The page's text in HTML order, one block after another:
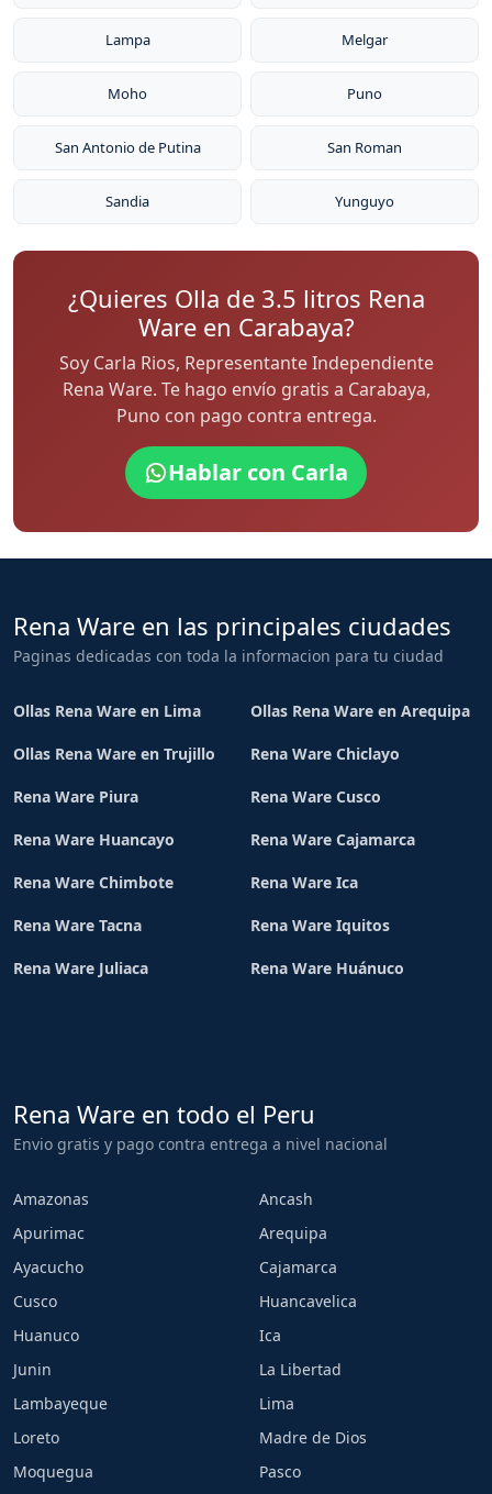
Lampa Melgar
Moho Puno
San Antonio de Putina San Roman
Sandia Yunguyo
¿Quieres Olla de 3.5 litros Rena
Ware en Carabaya?
Soy Carla Rios, Representante Independiente
Rena Ware. Te hago envío gratis a Carabaya,
Puno con pago contra entrega.
Hablar con Carla
Rena Ware en las principales ciudades
Paginas dedicadas con toda la informacion para tu ciudad
Ollas Rena Ware en Lima Ollas Rena Ware en Arequipa
Ollas Rena Ware en Trujillo Rena Ware Chiclayo
Rena Ware Piura Rena Ware Cusco
Rena Ware Huancayo Rena Ware Cajamarca
Rena Ware Chimbote Rena Ware Ica
Rena Ware Tacna Rena Ware Iquitos
Rena Ware Juliaca Rena Ware Huánuco
Rena Ware en todo el Peru
Envio gratis y pago contra entrega a nivel nacional
Amazonas
Ancash
Apurimac
Arequipa
Ayacucho
Cajamarca
Cusco
Huancavelica
Huanuco
Ica
Junin
La Libertad
Lambayeque
Lima
Loreto
Madre de Dios
Moquegua
Pasco